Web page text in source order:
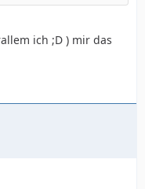
ich ;D ) mir das